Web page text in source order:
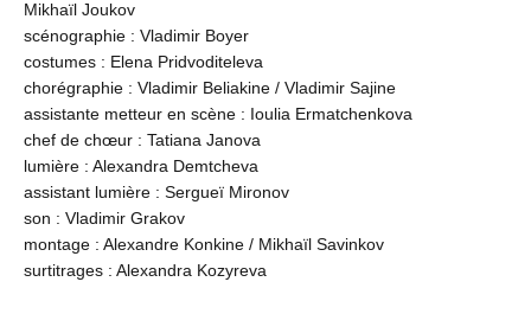
Mikhaïl Joukov
scénographie : Vladimir Boyer
costumes : Elena Pridvoditeleva
chorégraphie : Vladimir Beliakine / Vladimir Sajine
assistante metteur en scène : Ioulia Ermatchenkova
chef de chœur : Tatiana Janova
lumière : Alexandra Demtcheva
assistant lumière : Sergueï Mironov
son : Vladimir Grakov
montage : Alexandre Konkine / Mikhaïl Savinkov
surtitrages : Alexandra Kozyreva